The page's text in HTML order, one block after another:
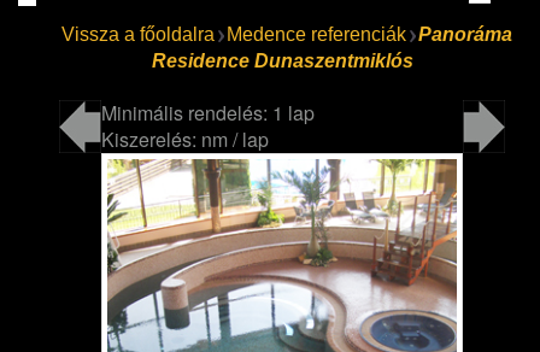
Vissza a főoldalra Medence referenciák Panoráma
Residence Dunaszentmiklós
Minimális rendelés: 1 lap
Kiszerelés: nm / lap